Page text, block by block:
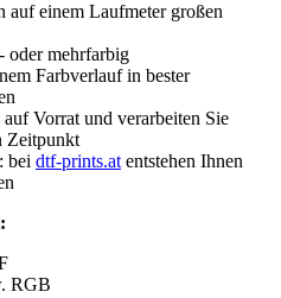
auf einem Laufmeter großen
oder mehrfarbig
Farbverlauf in bester
Vorrat und verarbeiten Sie
Zeitpunkt
bei dtf-prints.at entstehen Ihnen
RGB